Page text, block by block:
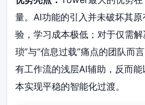
量。AI功能的引入并未破坏其
验，学习成本极低；对于仅需解
琐”与“信息过载”痛点的团队而
有工作流的浅层AI辅助，反而
本实现平稳的智能化过渡。